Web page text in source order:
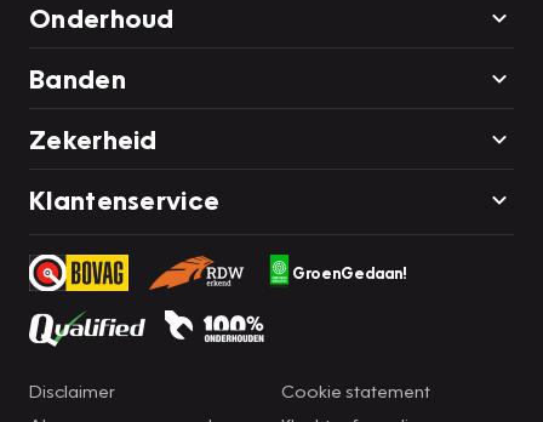
Onderhoud
Banden
Zekerheid
Klantenservice
GroenGedaan!
Disclaimer
Cookie statement